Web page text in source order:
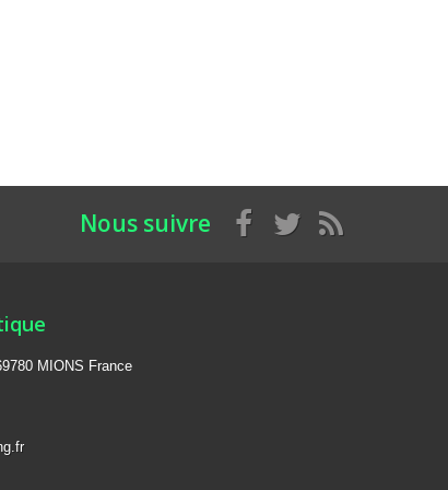
Nous suivre
MIONS France